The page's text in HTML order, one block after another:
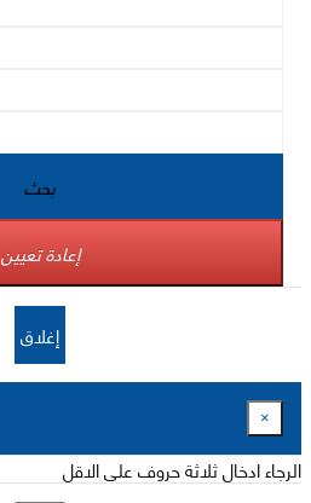
بحث
إعادة تعيين
إغلاق
×
الرجاء ادخال ثلاثة حروف على الاقل